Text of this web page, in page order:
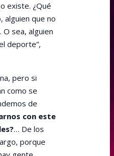
existe. ¿Qué
alguien que no
O sea, alguien
deporte”,
pero si
como se
de
con este
… De los
porque